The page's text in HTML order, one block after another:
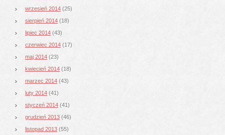
wrzesień 2014 (25)
sierpień 2014 (18)
lipiec 2014 (43)
czerwiec 2014 (17)
maj 2014 (23)
kwiecień 2014 (18)
marzec 2014 (43)
luty 2014 (41)
styczeń 2014 (41)
grudzień 2013 (46)
listopad 2013 (55)